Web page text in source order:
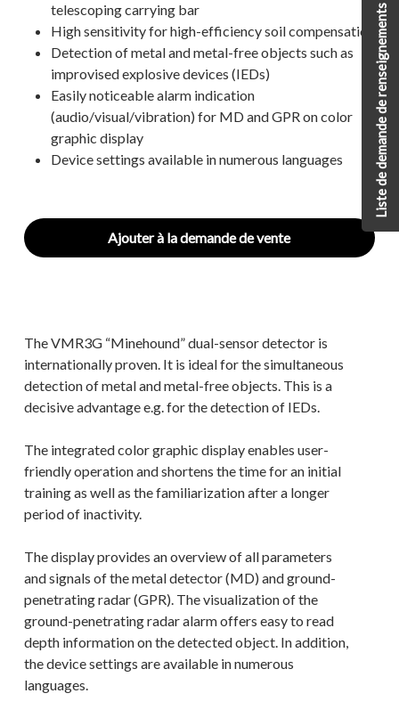
telescoping carrying bar
High sensitivity for high-efficiency soil compensation
Detection of metal and metal-free objects such as
improvised explosive devices (IEDs)
Easily noticeable alarm indication
(audio/visual/vibration) for MD and GPR on color
graphic display
Device settings available in numerous languages
Ajouter à la demande de vente
The VMR3G “Minehound” dual-sensor detector is
internationally proven. It is ideal for the simultaneous
detection of metal and metal-free objects. This is a
decisive advantage e.g. for the detection of IEDs.
The integrated color graphic display enables user-
friendly operation and shortens the time for an initial
training as well as the familiarization after a longer
period of inactivity.
The display provides an overview of all parameters
and signals of the metal detector (MD) and ground-
penetrating radar (GPR). The visualization of the
ground-penetrating radar alarm offers easy to read
depth information on the detected object. In addition,
the device settings are available in numerous
languages.
Liste de demande de renseignements